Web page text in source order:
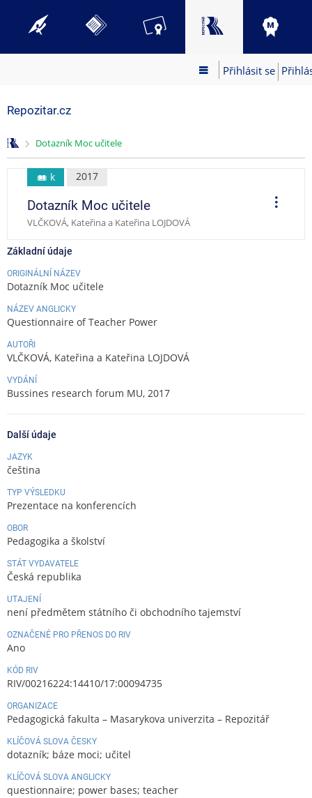
Přihlásit se
Repozitar.cz
>Dotazník Moc učitele
k 2017
Dotazník Moc učitele
VLČKOVÁ, Kateřina a Kateřina LOJDOVÁ
O
Základní údaje
ORIGINÁLNÍ NÁZEV
Dotazník Moc učitele
NÁZEV ANGLICKY
Questionnaire of Teacher Power
AUTOŘI
VLČKOVÁ, Kateřina a Kateřina LOJDOVÁ
VYDÁNÍ
Bussines research forum MU, 2017
Další údaje
JAZYK
čeština
TYP VÝSLEDKU
Prezentace na konferencích
OBOR
Pedagogika a školství
STÁT VYDAVATELE
Česká republika
UTAJENÍ
není předmětem státního či obchodního tajemství
OZNAČENÉ PRO PŘENOS DO RIV
Ano
KÓD RIV
RIV/00216224:14410/17:00094735
ORGANIZACE
Pedagogická fakulta – Masarykova univerzita – Repozitář
KLÍČOVÁ SLOVA ČESKY
dotazník; báze moci; učitel
KLÍČOVÁ SLOVA ANGLICKY
questionnaire; power bases; teacher